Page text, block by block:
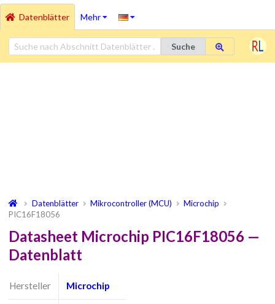
Datenblätter Mehr
Suche
Datenblätter Mikrocontroller (MCU)
Microchip
PIC16F18056
Datasheet Microchip PIC16F18056 —
Datenblatt
Hersteller Microchip